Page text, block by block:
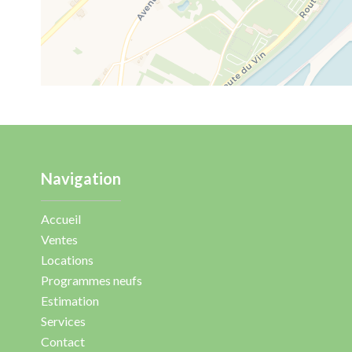
Navigation
Accueil
Ventes
Locations
Programmes neufs
Estimation
Services
Contact